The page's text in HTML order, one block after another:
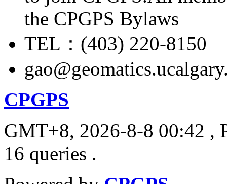
the CPGPS Bylaws
TEL：(403) 220-8150
CPGPS
GMT+8, 2026-8-8 00:42 ,
16 queries .